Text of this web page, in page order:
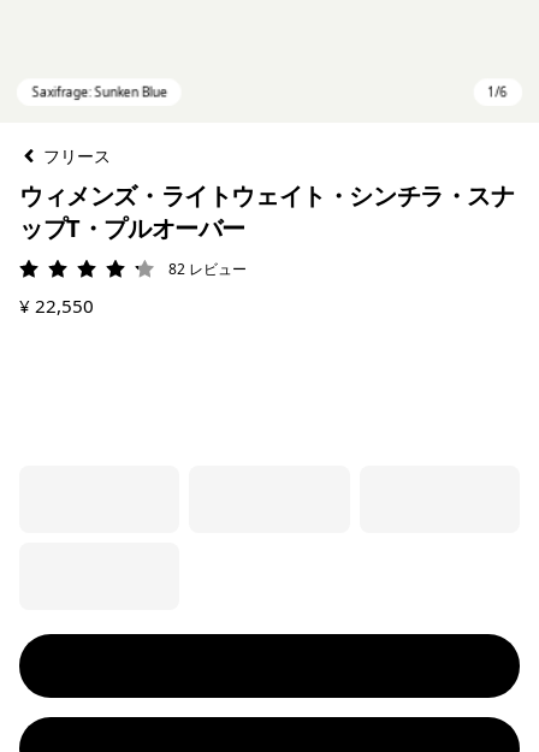
フリース
ウィメンズ・ライトウェイト・シンチラ・スナ
ップT・プルオーバー
評価: 4.2 / 5
82 レビュー
¥ 22,550